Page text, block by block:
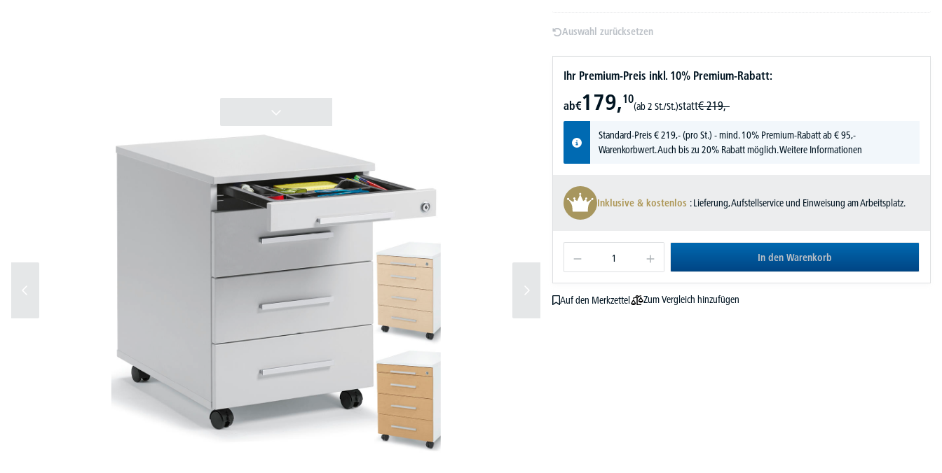
Auswahl zurücksetzen
Ihr Premium-Preis inkl. 10% Premium-Rabatt:
ab€179,10
(ab 2 St./St.)statt€ 219,-
Standard-Preis€219,-(pro St.) - mind. 10% Premium-Rabatt ab € 95,-
Warenkorbwert. Auch bis zu 20% Rabatt möglich.Weitere Informationen
Inklusive & kostenlos : Lieferung, Aufstellservice und Einweisung am Arbeitsplatz.
In den Warenkorb
Auf den Merkzettel Zum Vergleich hinzufügen